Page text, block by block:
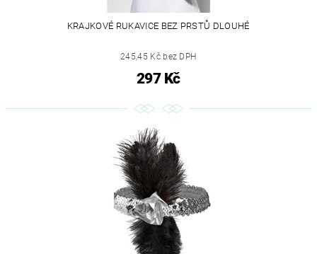
KRAJKOVÉ RUKAVICE BEZ PRSTŮ DLOUHÉ
245,45 Kč bez DPH
297 Kč